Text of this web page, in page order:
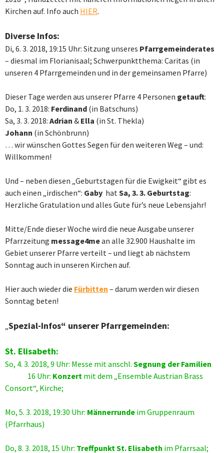
Kirchen auf. Info auch HIER.
Diverse Infos:
Di, 6. 3. 2018, 19:15 Uhr: Sitzung unseres Pfarrgemeinderates
– diesmal im Florianisaal; Schwerpunktthema: Caritas (in
unseren 4 Pfarrgemeinden und in der gemeinsamen Pfarre)
Dieser Tage werden aus unserer Pfarre 4 Personen getauft:
Do, 1. 3. 2018: Ferdinand (in Batschuns)
Sa, 3. 3. 2018: Adrian & Ella (in St. Thekla)
Johann (in Schönbrunn)
… wir wünschen Gottes Segen für den weiteren Weg – und:
Willkommen!
Und – neben diesen „Geburtstagen für die Ewigkeit“ gibt es
auch einen „irdischen“: Gaby hatSa, 3. 3. Geburtstag:
Herzliche Gratulation und alles Gute für’s neue Lebensjahr!
Mitte/Ende dieser Woche wird die neue Ausgabe unserer
Pfarrzeitung message4mean alle 32.900 Haushalte im
Gebiet unserer Pfarre verteilt – und liegt ab nächstem
Sonntag auch in unseren Kirchen auf.
Hier auch wieder die Fürbitten – darum werden wir diesen
Sonntag beten!
„Spezial-Infos“ unserer Pfarrgemeinden:
St. Elisabeth:
So, 4. 3. 2018, 9 Uhr: Messe mit anschl. Segnung der Familien
16 Uhr: Konzert mit dem „Ensemble Austrian Brass
Consort“, Kirche;
Mo, 5. 3. 2018, 19:30 Uhr: Männerrunde im Gruppenraum
(Pfarrhaus)
Do, 8. 3. 2018, 15 Uhr: Treffpunkt St. Elisabeth im Pfarrsaal;